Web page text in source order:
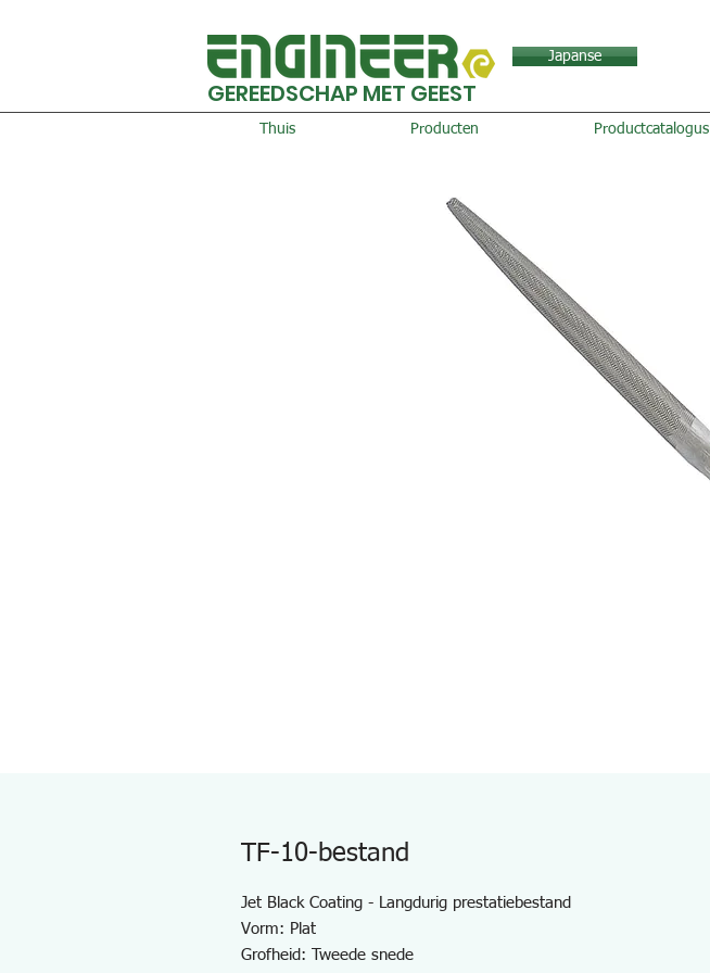
Japanse
GEREEDSCHAP MET GEEST
Thuis Producten Productcatalogus
TF-10-bestand
Jet Black Coating - Langdurig prestatiebestand
Vorm: Plat
Grofheid: Tweede snede